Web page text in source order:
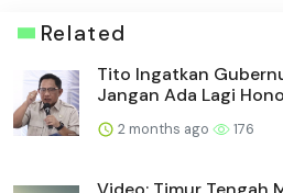
Related
Tito Ingatkan
Jangan Ada Lagi
2 months ago 176